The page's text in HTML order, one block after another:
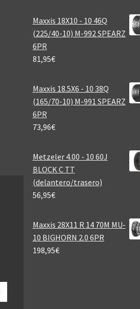
Maxxis 18X10 - 10 46Q
(225/40-10) M-992 SPEARZ
6PR
81,95€
Maxxis 18.5X6 - 10 38Q
(165/70-10) M-991 SPEARZ
6PR
73,96€
Metzeler 4.00 - 10 60J
BLOCK C TT
(delantero/trasero)
56,95€
Maxxis 28X11 R 14 70M MU-
10 BIGHORN 2.0 6PR
198,95€